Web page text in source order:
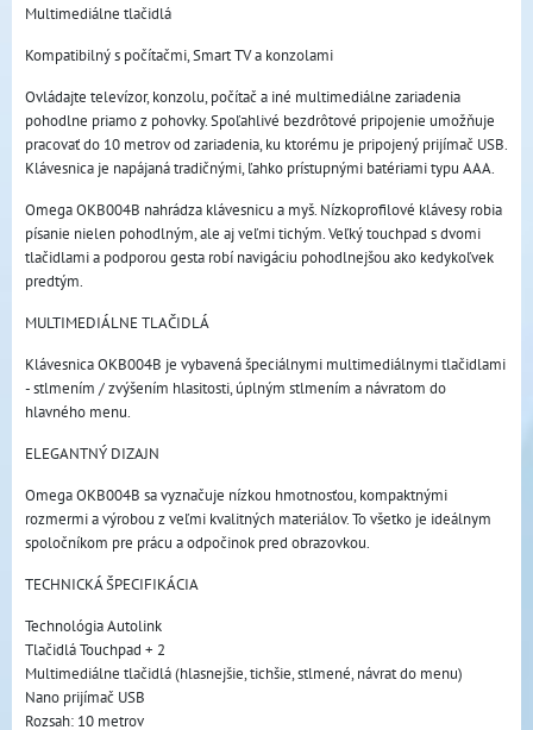
Multimediálne tlačidlá
Kompatibilný s počítačmi, Smart TV a konzolami
Ovládajte televízor, konzolu, počítač a iné multimediálne zariadenia
pohodlne priamo z pohovky. Spoľahlivé bezdrôtové pripojenie umožňuje
pracovať do 10 metrov od zariadenia, ku ktorému je pripojený prijímač USB.
Klávesnica je napájaná tradičnými, ľahko prístupnými batériami typu AAA.
Omega OKB004B nahrádza klávesnicu a myš. Nízkoprofilové klávesy robia
písanie nielen pohodlným, ale aj veľmi tichým. Veľký touchpad s dvomi
tlačidlami a podporou gesta robí navigáciu pohodlnejšou ako kedykoľvek
predtým.
MULTIMEDIÁLNE TLAČIDLÁ
Klávesnica OKB004B je vybavená špeciálnymi multimediálnymi tlačidlami
- stlmením / zvýšením hlasitosti, úplným stlmením a návratom do
hlavného menu.
ELEGANTNÝ DIZAJN
Omega OKB004B sa vyznačuje nízkou hmotnosťou, kompaktnými
rozmermi a výrobou z veľmi kvalitných materiálov. To všetko je ideálnym
spoločníkom pre prácu a odpočinok pred obrazovkou.
TECHNICKÁ ŠPECIFIKÁCIA
Technológia Autolink
Tlačidlá Touchpad + 2
Multimediálne tlačidlá (hlasnejšie, tichšie, stlmené, návrat do menu)
Nano prijímač USB
Rozsah: 10 metrov